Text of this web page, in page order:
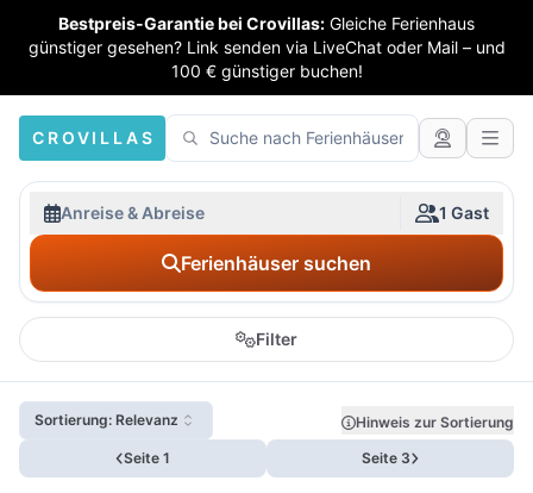
Bestpreis-Garantie bei Crovillas: Gleiche Ferienhaus
günstiger gesehen? Link senden via LiveChat oder Mail – und
100 € günstiger buchen!
CROVILLAS
Anreise & Abreise 1 Gast
Ferienhäuser suchen
Filter
Sortierung: Relevanz
Hinweis zur Sortierung
Seite 1
Seite 3